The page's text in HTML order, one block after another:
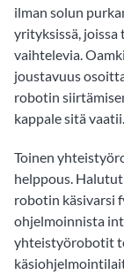
ilman solun
yrityksissä,
vaihtelevia.
joustavuus
robotin
kappale sitä vaatii.
Toinen
helppous.
robotin käsivarsi
ohjelmoinnista
yhteistyörobotit